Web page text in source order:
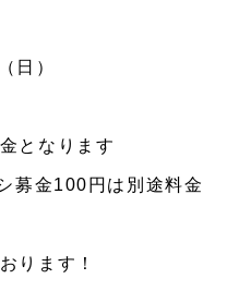
日）
となります
募金100円は別途料金
ります！